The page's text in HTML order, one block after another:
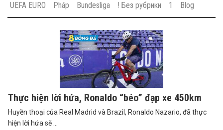
UEFA EURO
Pháp Bundesliga ! Без рубрики 1 Blog
Thực hiện lời hứa, Ronaldo “béo” đạp xe 450km
Huyền thoại của Real Madrid và Brazil, Ronaldo Nazario, đã thực
hiện lời hứa sẽ ...